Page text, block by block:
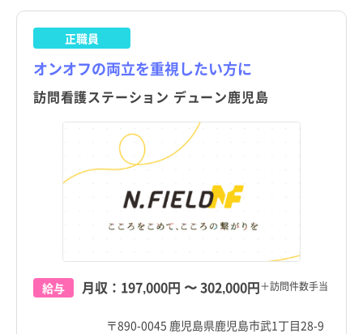
滋賀県
京都府
大阪府
和歌山県
岡山県
長島町
湧水町
大崎町
東串良町
中種子町
南種子町
屋久島町
保健師
その他（福祉・介護関係資格など）
その他
訪問看護
その他
パート・アルバイト（夜勤あり）
パート・アルバイト（夜勤なし）
パート・アルバイト（夜勤のみ）
託児所・保育所あり
電子カルテあり
駅近
高給与
正職員
オンオフの両立を重視したい方に
訪問看護ステーション デューン鹿児島
給与 月収： 197,000円 〜302,000円＋訪問件数手当
〒890-0045 鹿児島県鹿児島市武1丁目28-9
滋賀県
京都府
大阪府
和歌山県
岡山県
長島町
湧水町
大崎町
東串良町
中種子町
南種子町
屋久島町
保健師
その他（福祉・介護関係資格など）
その他
訪問看護
その他
パート・アルバイト（夜勤あり）
パート・アルバイト（夜勤なし）
パート・アルバイト（夜勤のみ）
託児所・保育所あり
電子カルテあり
駅近
高給与